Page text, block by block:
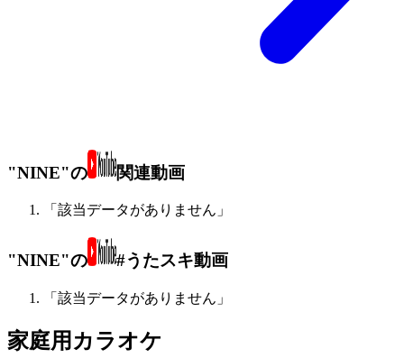
"NINE"の 関連動画
「該当データがありません」
"NINE"の #うたスキ動画
「該当データがありません」
家庭用カラオケ